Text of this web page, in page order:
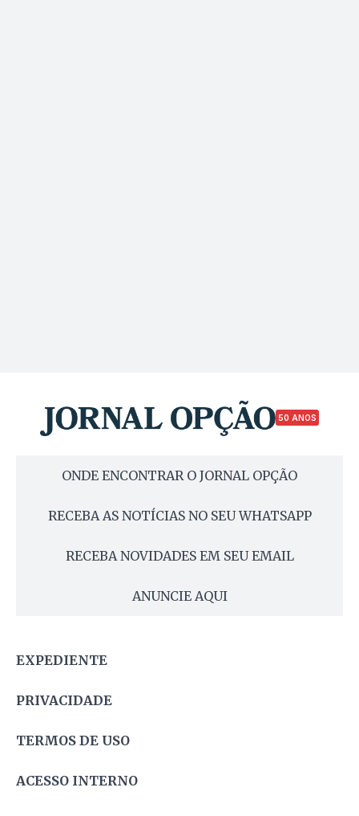
50 ANOS
ONDE ENCONTRAR O JORNAL OPÇÃO
RECEBA AS NOTÍCIAS NO SEU WHATSAPP
RECEBA NOVIDADES EM SEU EMAIL
ANUNCIE AQUI
EXPEDIENTE
PRIVACIDADE
TERMOS DE USO
ACESSO INTERNO